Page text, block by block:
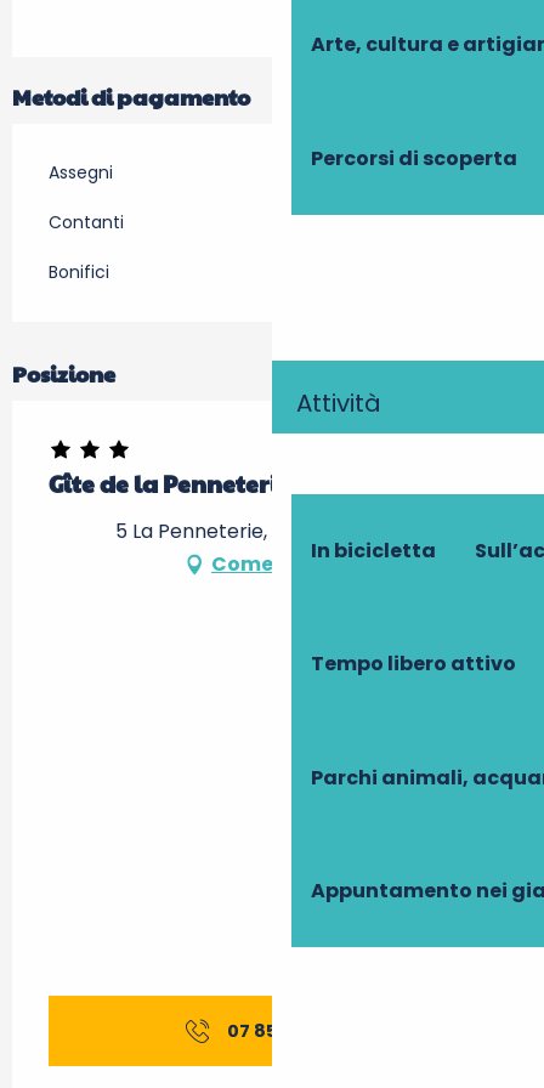
Arte, cultura e
Percorsi di scoperta
Attività
In bicicletta
Tempo libero attivo
Parchi animali,
Appuntamento nei
Metodi di pagamento
Assegni
Contanti
Bonifici
Posizione
Gîte de la Penneterie
5 La Penneterie, 37290 Chambon
Come arrivare
07 85 59 05